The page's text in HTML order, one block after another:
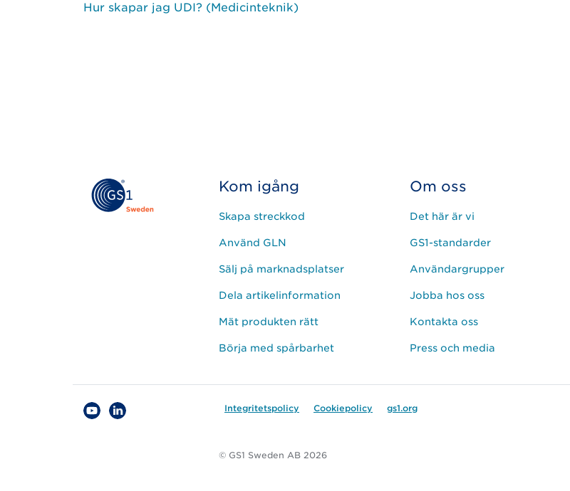
Hur skapar jag UDI? (Medicinteknik)
Kom igång
Skapa streckkod
Använd GLN
Sälj på marknadsplatser
Dela artikelinformation
Mät produkten rätt
Börja med spårbarhet
Om oss
Det här är vi
GS1-standarder
Användargrupper
Jobba hos oss
Kontakta oss
Press och media
Integritetspolicy Cookiepolicy gs1.org
© GS1 Sweden AB 2026